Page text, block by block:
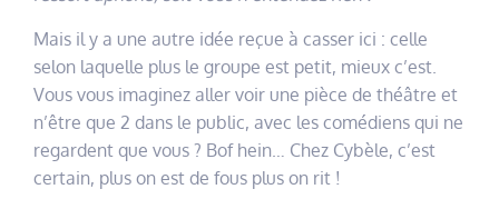
Mais il y a une autre idée reçue à casser ici : celle
selon laquelle plus le groupe est petit, mieux c’est.
Vous vous imaginez aller voir une pièce de théâtre et
n’être que 2 dans le public, avec les comédiens qui ne
regardent que vous ? Bof hein… Chez Cybèle, c’est
certain, plus on est de fous plus on rit !